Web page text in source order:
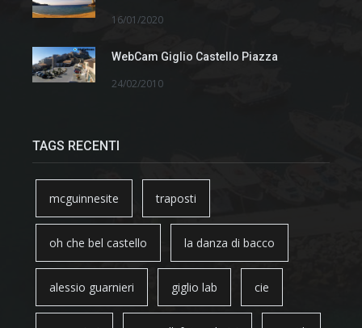
16/01/2020
WebCam Giglio Castello Piazza
24/02/2010
TAGS RECENTI
mcguinnesite traposti
oh che bel castello la danza di bacco
alessio guarnieri giglio lab cie